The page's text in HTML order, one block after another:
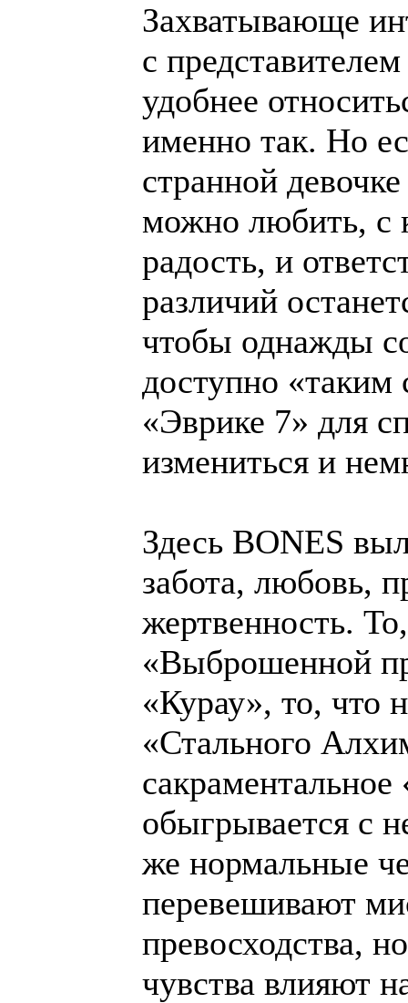
Захватывающе
с
удобнее
именно так. Но
странной
можно любить, с
радость, и
различий
чтобы однажды
доступно
«Эврике 7» для
измениться и
Здесь BONES
забота, любовь,
жертвенность.
«Выброшенной
«Курау», то, что
«Стального
обыгрывается с
же нормальные
перевешивают
превосходства,
чувства влияют